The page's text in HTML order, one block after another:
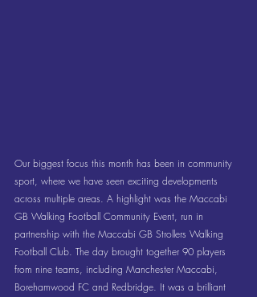
Our biggest focus this month has been in community
sport, where we have seen exciting developments
across multiple areas. A highlight was the Maccabi
GB Walking Football Community Event, run in
partnership with the Maccabi GB Strollers Walking
Football Club. The day brought together 90 players
from nine teams, including Manchester Maccabi,
Borehamwood FC and Redbridge. It was a brilliant